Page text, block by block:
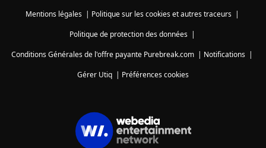
Mentions légales| Politique sur les cookies et autres traceurs|
Politique de protection des données|
Conditions Générales de l'offre payante Purebreak.com | Notifications |
Gérer Utiq | Préférences cookies